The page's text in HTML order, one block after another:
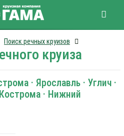
Поиск речных круизов
круиза
· Ярославль · Углич ·
· Нижний